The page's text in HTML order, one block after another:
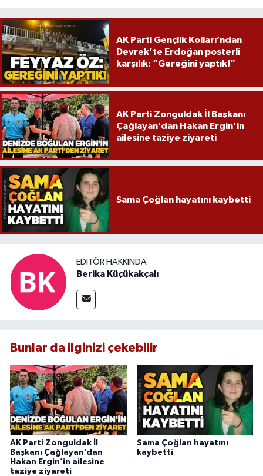
AK Parti Gençlik Kolları’ndan
Devrek’te Erdoğan posterli
karşılık: “Gereğini yaptık!”
AK Parti Zonguldak İl Başkanı
Çağlayan’dan Hakan Ergin’in
ailesine taziye ziyareti
Sama Çoğlan hayatını kaybetti
EDITÖR HAKKINDA
Berika Küçükakçalı
Bunlar da ilginizi çekebilir
AK Parti Zonguldak İl
Başkanı Çağlayan’dan
Hakan Ergin’in ailesine
taziye ziyareti
Sama Çoğlan hayatını
kaybetti